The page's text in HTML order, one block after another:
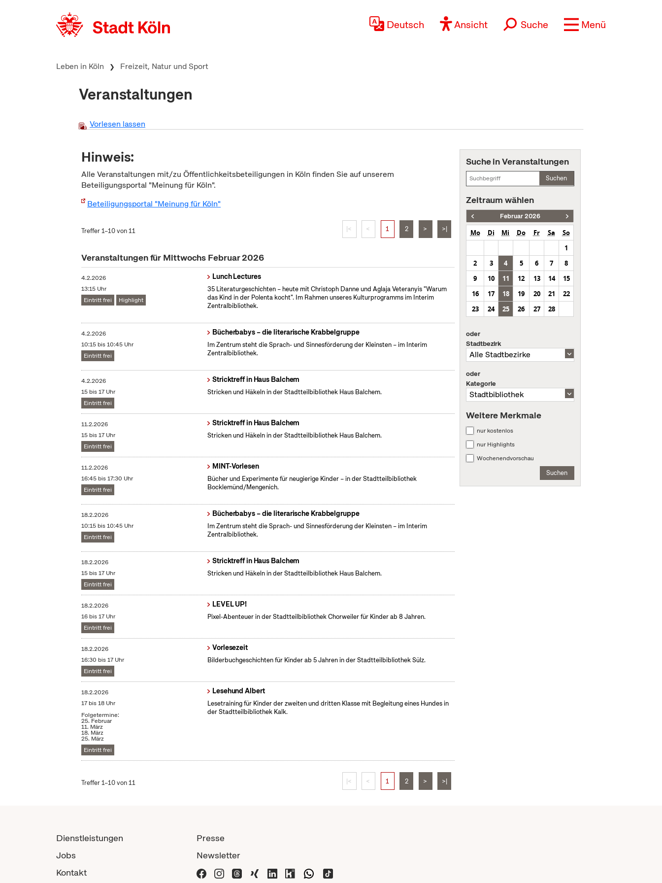
Deutsch Ansicht Suche Menü
Leben in Köln Freizeit, Natur und Sport
Veranstaltungen
Vorlesen lassen
Hinweis:
Alle Veranstaltungen mit/zu Öffentlichkeitsbeteiligungen in Köln finden Sie auf unserem
Beteiligungsportal "Meinung für Köln".
Beteiligungsportal "Meinung für Köln"
Treffer 1–10 von 11 |< < 1 2 > >|
Veranstaltungen für Mittwochs Februar 2026
4.2.2026
13:15 Uhr
Eintritt frei
Highlight
Lunch Lectures
35 Literaturgeschichten – heute mit Christoph Danne und Aglaja Veteranyis "Warum
das Kind in der Polenta kocht". Im Rahmen unseres Kulturprogramms im Interim
Zentralbibliothek.
4.2.2026
10:15 bis 10:45 Uhr
Eintritt frei
Bücherbabys – die literarische Krabbelgruppe
Im Zentrum steht die Sprach- und Sinnesförderung der Kleinsten – im Interim
Zentralbibliothek.
4.2.2026
15 bis 17 Uhr
Eintritt frei
Stricktreff in Haus Balchem
Stricken und Häkeln in der Stadtteilbibliothek Haus Balchem.
11.2.2026
15 bis 17 Uhr
Eintritt frei
Stricktreff in Haus Balchem
Stricken und Häkeln in der Stadtteilbibliothek Haus Balchem.
11.2.2026
16:45 bis 17:30 Uhr
Eintritt frei
MINT-Vorlesen
Bücher und Experimente für neugierige Kinder – in der Stadtteilbibliothek
Bocklemünd/Mengenich.
18.2.2026
10:15 bis 10:45 Uhr
Eintritt frei
Bücherbabys – die literarische Krabbelgruppe
Im Zentrum steht die Sprach- und Sinnesförderung der Kleinsten – im Interim
Zentralbibliothek.
18.2.2026
15 bis 17 Uhr
Eintritt frei
Stricktreff in Haus Balchem
Stricken und Häkeln in der Stadtteilbibliothek Haus Balchem.
18.2.2026
16 bis 17 Uhr
Eintritt frei
LEVEL UP!
Pixel-Abenteuer in der Stadtteilbibliothek Chorweiler für Kinder ab 8 Jahren.
18.2.2026
16:30 bis 17 Uhr
Eintritt frei
Vorlesezeit
Bilderbuchgeschichten für Kinder ab 5 Jahren in der Stadtteilbibliothek Sülz.
18.2.2026
17 bis 18 Uhr
Folgetermine:
25. Februar
11. März
18. März
25. März
Eintritt frei
Lesehund Albert
Lesetraining für Kinder der zweiten und dritten Klasse mit Begleitung eines Hundes in
der Stadtteilbibliothek Kalk.
Treffer 1–10 von 11 |< < 1 2 > >|
Suche in Veranstaltungen
Suchen
Zeitraum wählen
Februar 2026
Mo Di Mi Do Fr Sa
So
1
2
3 4 5 6 7
8
9
10 11 12 13 14
15
16
17 18 19 20 21
22
23
24 25 26 27 28
oder
Stadtbezirk
oder
Kategorie
Weitere Merkmale
nur kostenlos
nur Highlights
Wochenendvorschau
Suchen
Dienstleistungen
Jobs
Kontakt
Presse
Newsletter